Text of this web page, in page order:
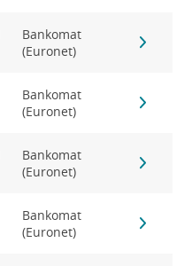
Bankomat
(Euronet)
Bankomat
(Euronet)
Bankomat
(Euronet)
Bankomat
(Euronet)